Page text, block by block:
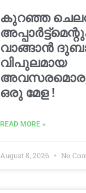
കുറഞ്ഞ
വാങ്ങാൻ
വിപുലമായ
ഒരു മേള !
READ MORE »
August 8, 2026 No